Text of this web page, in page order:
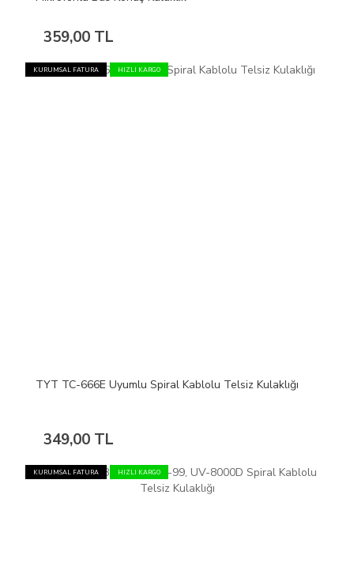
359,00 TL
KURUMSAL FATURA HIZLI KARGO
TYT TC-666E Uyumlu Spiral Kablolu Telsiz Kulaklığı
349,00 TL
KURUMSAL FATURA HIZLI KARGO